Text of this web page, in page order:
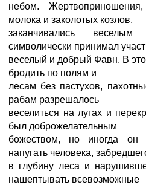
небом.
молока и заколотых козлов,
заканчивались
символически принимал
веселый и добрый Фавн. В
бродить по полям и
лесам без пастухов,
рабам разрешалось
веселиться на лугах и
был доброжелательным
божеством, но иногда он
напугать человека,
в глубину леса и
нашептывать всевозможные